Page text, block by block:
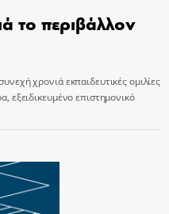
το περιβάλλον
χρονιά εκπαιδευτικές ομιλίες
εξειδικευμένο επιστημονικό